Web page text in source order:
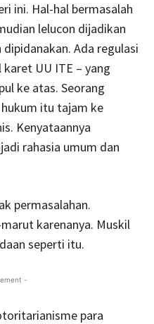
ini. Hal-hal bermasalah
lelucon dijadikan
Ada regulasi
UU ITE – yang
ke atas. Seorang
itu tajam ke
Kenyataannya
rahasia umum dan
permasalahan.
karenanya. Muskil
seperti itu.
-
para